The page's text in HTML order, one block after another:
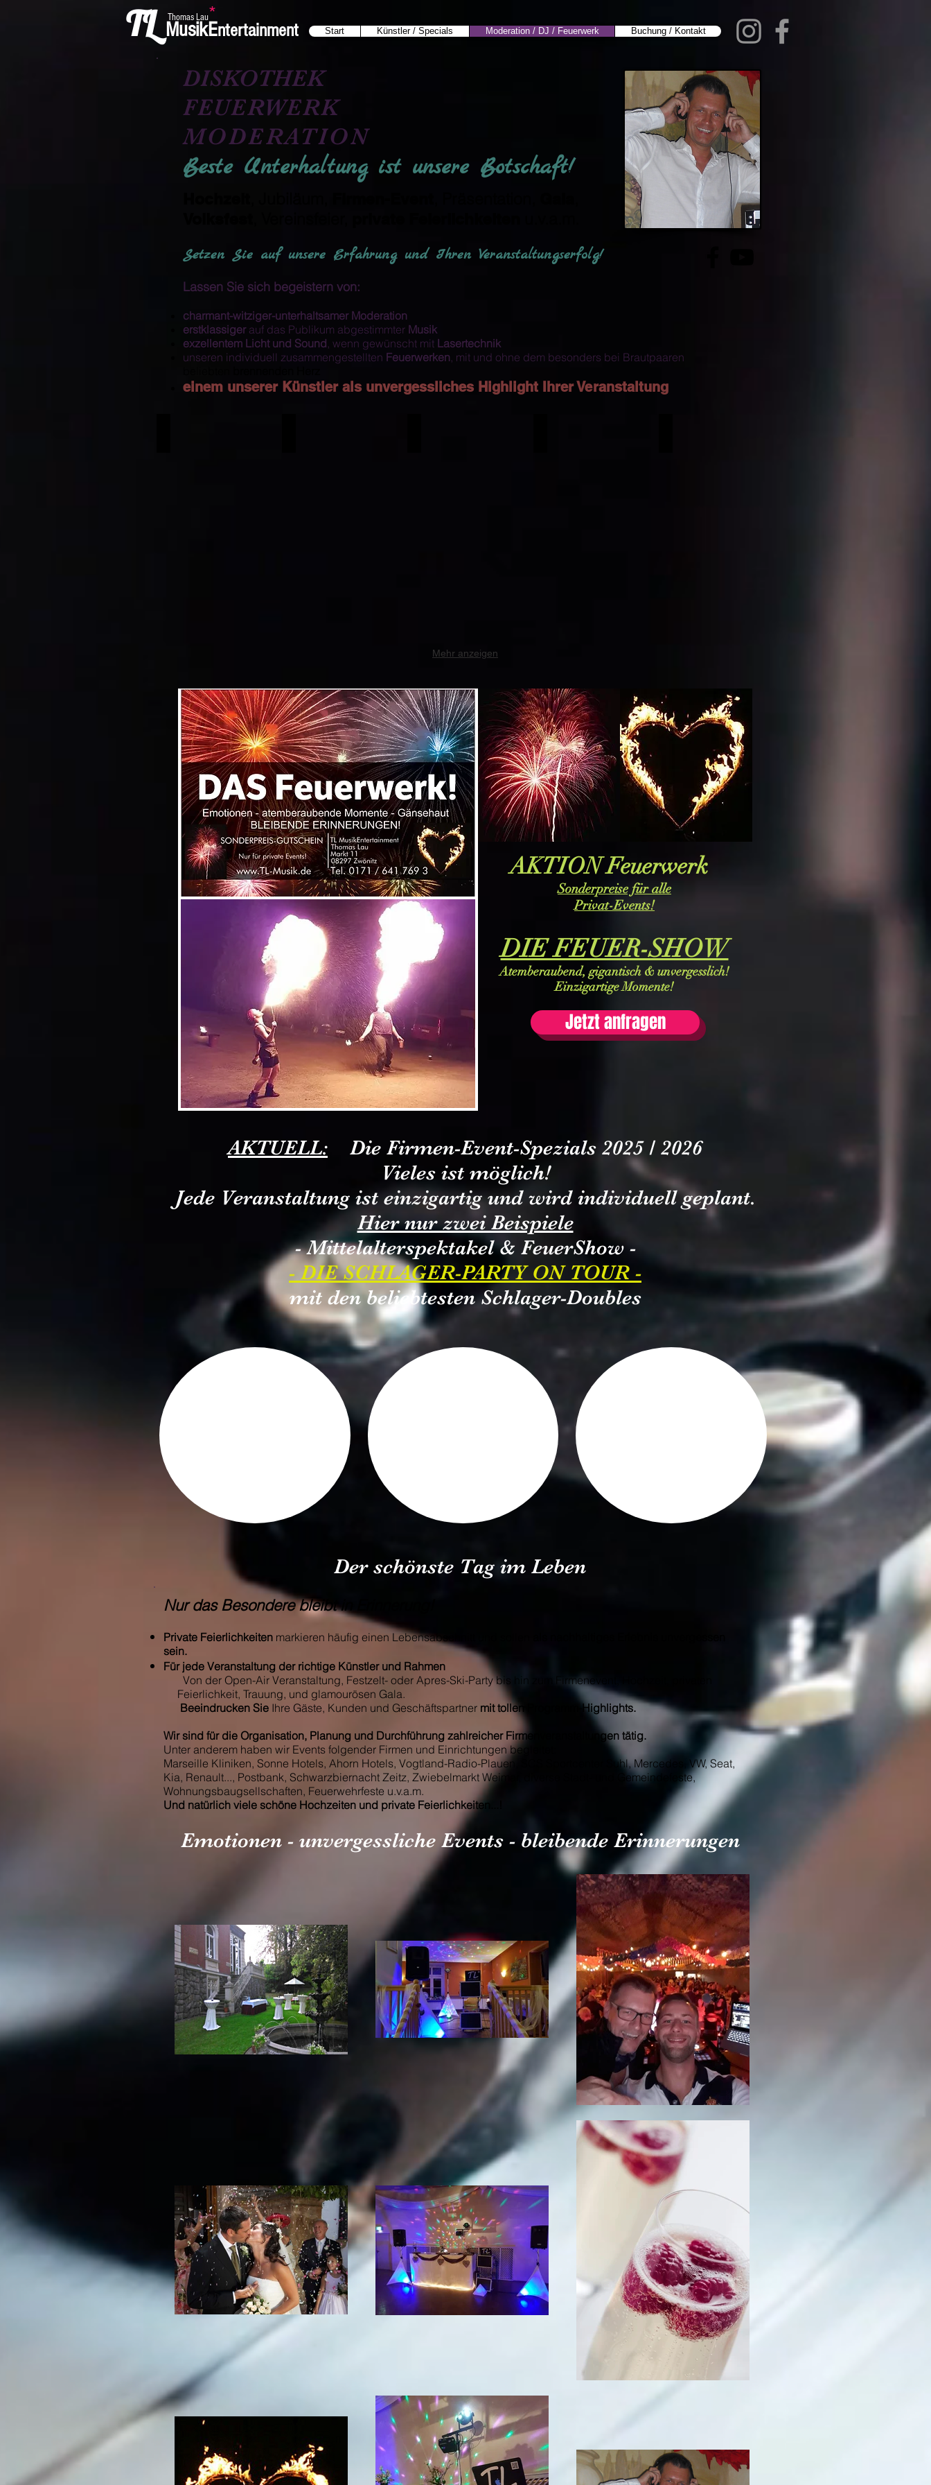
Start Künstler / Specials Moderation / DJ / Feuerwerk Buchung / Kontakt
Thomas Lau*
TL MusikEntertainment
DISKOTHEK
FEUERWERK
MODERATION
Beste Unterhaltung ist unsere Botschaft!
Setzen Sie auf unsere Erfahrung und Ihren Veranstaltungserfolg!
Lassen Sie sich begeistern von:
charmant-witziger-unterhaltsamer Moderation
erstklassigerauf das Publikum abgestimmter Musik
exzellentem Licht und Sound, wenn gewünscht mit Lasertechnik
unseren individuell zusammengestellten Feuerwerken, mit und ohne dem besonders bei Brautpaaren
einem unserer Künstler als unvergessliches Highlight Ihrer Veranstaltung
Mehr anzeigen
AKTION Feuerwerk
Sonderpreise für alle
Privat-Events!
DIE FEUER-SHOW
Atemberaubend, gigantisch & unvergesslich!
Einzigartige Momente!
Jetzt anfragen
AKTUELL: Die Firmen-Event-Spezials 2025 / 2026
Vieles ist möglich!
Jede Veranstaltung ist einzigartig und wird individuell geplant.
Hier nur zwei Beispiele
- Mittelalterspektakel & FeuerShow -
- DIE SCHLAGER-PARTY ON TOUR -
mit den beliebtesten Schlager-Doubles
Der schönste Tag im Leben
Nur das Besondere bleibt in Erinnerung!
Private Feierlichkeiten markieren häufig einen Lebensabschnitt und sollen
sein.
Für jede Veranstaltung der richtige Künstler und Rahmen
Von der Open-Air Veranstaltung, Festzelt- oder Apres-Ski-Party bis hin zum Firmenevent, Hochzeit, privaten
Feierlichkeit, Trauung, und glamourösen Gala.
Beeindrucken Sie Ihre Gäste, Kunden und Geschäftspartner mit tollen
Programm-Highlights.
Wir sind für die Organisation, Planung und Durchführung zahlreicher Firmenveranstaltungen tätig.
Unter anderem haben wir Events folgender Firmen und Einrichtungen begleitet:
Marseille Kliniken, Sonne Hotels, Ahorn Hotels, Vogtland-Radio-Plauen, SCS Sportcenter Suhl, Mercedes, VW, Seat,
Kia, Renault..., Postbank, Schwarzbiernacht Zeitz, Zwiebelmarkt Weimar, diverse Stadt- und Gemeindefeste,
Wohnungsbaugsellschaften, Feuerwehrfeste u.v.a.m.
Und natürlich viele schöne Hochzeiten und private Feierlichkeiten...!
Emotionen - unvergessliche Events - bleibende Erinnerungen